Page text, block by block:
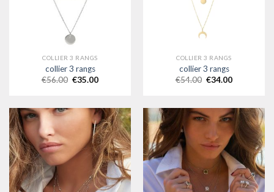
COLLIER 3 RANGS
collier 3 rangs
€56.00 €35.00
COLLIER 3 RANGS
collier 3 rangs
€54.00 €34.00